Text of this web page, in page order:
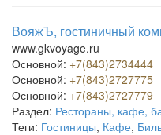
ВояжЪ, гостиничный
www.gkvoyage.ru
Основной: +7(843)2734444
Основной: +7(843)2727775
Основной: +7(843)2727779
Раздел: Рестораны, кафе,
Теги: Гостиницы, Кафе,